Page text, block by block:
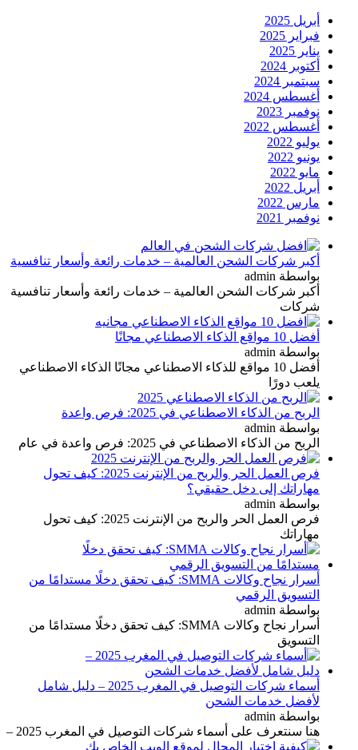
أبريل 2025
فبراير 2025
يناير 2025
أكتوبر 2024
سبتمبر 2024
أغسطس 2024
نوفمبر 2023
أغسطس 2022
يوليو 2022
يونيو 2022
مايو 2022
أبريل 2022
مارس 2022
نوفمبر 2021
أكبر شركات الشحن العالمية – خدمات رائعة وأسعار تنافسية
بواسطة admin
أكبر شركات الشحن العالمية – خدمات رائعة وأسعار تنافسية
شركات
أفضل 10 مواقع الذكاء الاصطناعي مجانًا
بواسطة admin
أفضل 10 مواقع للذكاء الاصطناعي مجانًا الذكاء الاصطناعي
يلعب دورًا
الربح من الذكاء الاصطناعي في 2025: فرص واعدة
بواسطة admin
الربح من الذكاء الاصطناعي في 2025: فرص واعدة في عام
فرص العمل الحر والربح من الإنترنت 2025: كيف تحول
مهاراتك إلى دخل حقيقي؟
بواسطة admin
فرص العمل الحر والربح من الإنترنت 2025: كيف تحول
مهاراتك
أسرار نجاح وكالات SMMA: كيف تحقق دخلًا مستدامًا من
التسويق الرقمي
بواسطة admin
أسرار نجاح وكالات SMMA: كيف تحقق دخلًا مستدامًا من
التسويق
أسماء شركات التوصيل في المغرب 2025 – دليل شامل
لأفضل خدمات الشحن
بواسطة admin
هنا سنتعرف على أسماء شركات التوصيل في المغرب 2025 –